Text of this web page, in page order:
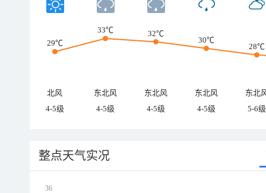
29℃
33℃ 32℃
30℃
28℃
北风 东北风 东北风 东北风
东北
4-5级
4-5级 4-5级 4-5级 5-6级
整点天气实况
36